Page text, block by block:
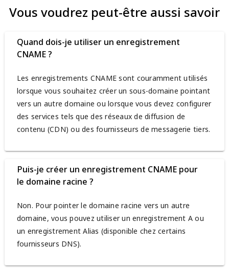
Vous voudrez peut-être aussi savoir
Quand dois-je utiliser un enregistrement
CNAME ?
Les enregistrements CNAME sont couramment utilisés
lorsque vous souhaitez créer un sous-domaine pointant
vers un autre domaine ou lorsque vous devez configurer
des services tels que des réseaux de diffusion de
contenu (CDN) ou des fournisseurs de messagerie tiers.
Puis-je créer un enregistrement CNAME pour
le domaine racine ?
Non. Pour pointer le domaine racine vers un autre
domaine, vous pouvez utiliser un enregistrement A ou
un enregistrement Alias (disponible chez certains
fournisseurs DNS).